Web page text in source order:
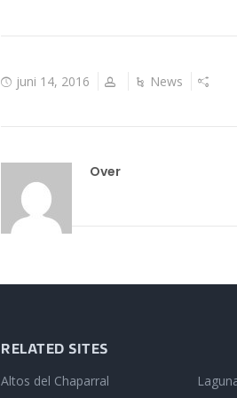
juni 14, 2016 News
Over
RELATED SITES
Altos del Chaparral